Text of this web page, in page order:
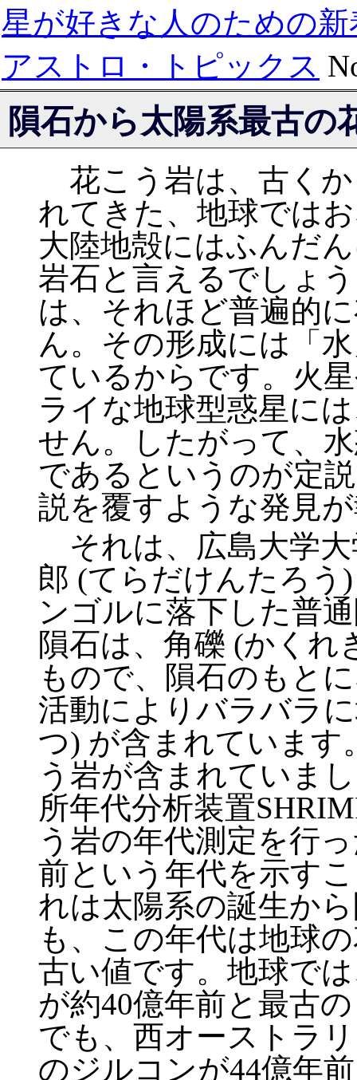
星が好きな人のための新
アストロ・トピックス
隕石から太陽系最古の
花こう岩は、古く
れてきた、地球では
大陸地殻にはふんだ
岩石と言えるでしょ
は、それほど普遍的
ん。その形成には「
ているからです。火
ライな地球型惑星に
せん。したがって、
であるというのが定
説を覆すような発見
それは、広島大学大
郎 (てらだけんたろう
ンゴルに落下した普
隕石は、角礫 (かくれ
もので、隕石のもと
活動によりバラバラ
つ) が含まれています
う岩が含まれていま
所年代分析装置
う岩の年代測定を行
前という年代を示す
れは太陽系の誕生か
も、この年代は地球
古い値です。地球で
が約40億年前と最古
でも、西オーストラ
のジルコンが44億年